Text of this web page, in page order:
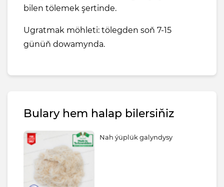
bilen tölemek şertinde.
Ugratmak möhleti: tölegden soň 7-15
günüň dowamynda.
Bulary hem halap bilersiňiz
Nah ýüplük galyndysy